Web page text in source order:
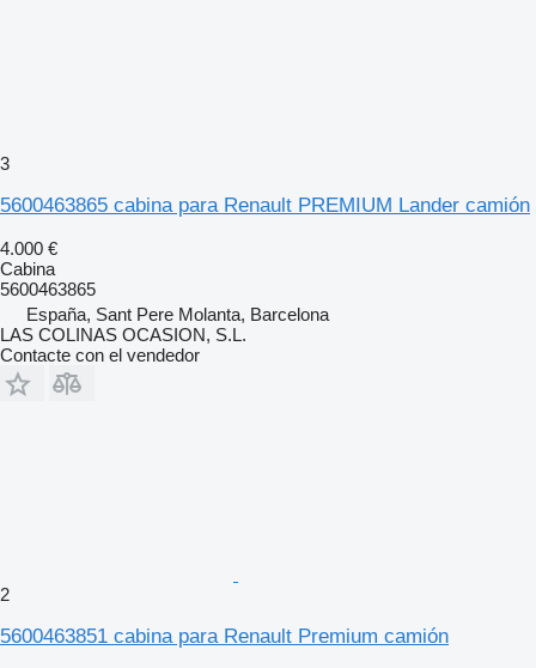
3
5600463865 cabina para Renault PREMIUM Lander camión
4.000 €
Cabina
5600463865
España, Sant Pere Molanta, Barcelona
LAS COLINAS OCASION, S.L.
Contacte con el vendedor
2
5600463851 cabina para Renault Premium camión